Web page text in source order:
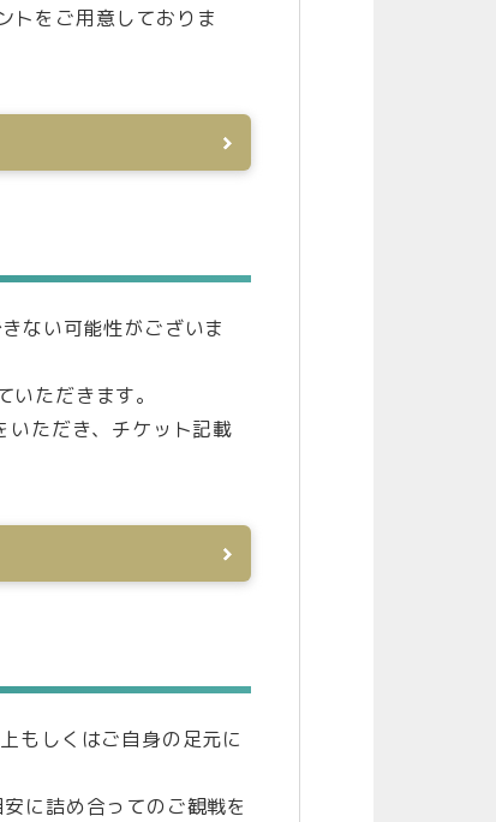
トをご用意しておりま
ない可能性がございま
ただきます。
いただき、チケット記載
もしくはご自身の足元に
に詰め合ってのご観戦を